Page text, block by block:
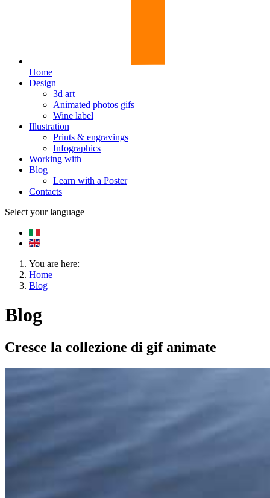
Home
Design
3d art
Animated photos gifs
Wine label
Illustration
Prints & engravings
Infographics
Working with
Blog
Learn with a Poster
Contacts
Select your language
You are here:
Home
Blog
Blog
Cresce la collezione di gif animate